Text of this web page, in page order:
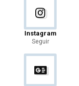
Instagram
Seguir